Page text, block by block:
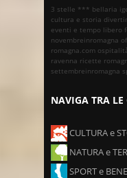
3 stelle *** bellaria
cultura e storia
eventi e tempo libero
novembreinromagna
romagna.com
ravenna ricette
settembreinromagna
NAVIGA TRA LE
CULTURA e
NATURA e
SPORT e